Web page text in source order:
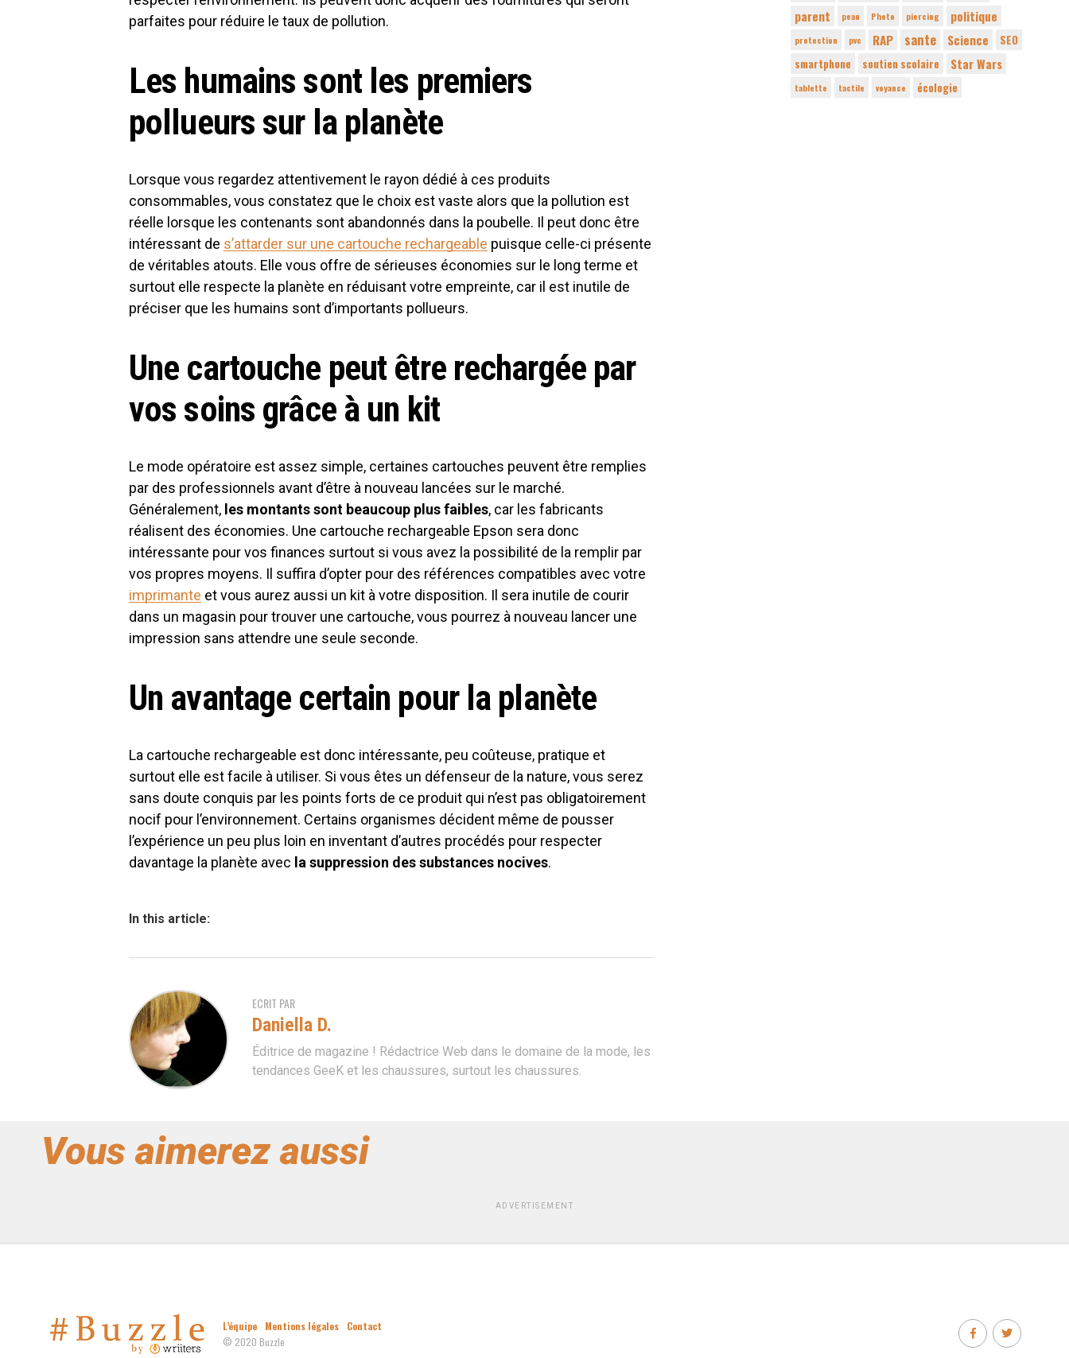
parfaites pour réduire le taux de pollution.
Les humains sont les premiers
pollueurs sur la planète
Lorsque vous regardez attentivement le rayon dédié à ces produits
consommables, vous constatez que le choix est vaste alors que la pollution est
réelle lorsque les contenants sont abandonnés dans la poubelle. Il peut donc être
intéressant de s’attarder sur une cartouche rechargeable puisque celle-ci présente
de véritables atouts. Elle vous offre de sérieuses économies sur le long terme et
surtout elle respecte la planète en réduisant votre empreinte, car il est inutile de
préciser que les humains sont d’importants pollueurs.
Une cartouche peut être rechargée par
vos soins grâce à un kit
Le mode opératoire est assez simple, certaines cartouches peuvent être remplies
par des professionnels avant d’être à nouveau lancées sur le marché.
Généralement, les montants sont beaucoup plus faibles, car les fabricants
réalisent des économies. Une cartouche rechargeable Epson sera donc
intéressante pour vos finances surtout si vous avez la possibilité de la remplir par
vos propres moyens. Il suffira d’opter pour des références compatibles avec votre
imprimante et vous aurez aussi un kit à votre disposition. Il sera inutile de courir
dans un magasin pour trouver une cartouche, vous pourrez à nouveau lancer une
impression sans attendre une seule seconde.
Un avantage certain pour la planète
La cartouche rechargeable est donc intéressante, peu coûteuse, pratique et
surtout elle est facile à utiliser. Si vous êtes un défenseur de la nature, vous serez
sans doute conquis par les points forts de ce produit qui n’est pas obligatoirement
nocif pour l’environnement. Certains organismes décident même de pousser
l’expérience un peu plus loin en inventant d’autres procédés pour respecter
davantage la planète avec la suppression des substances nocives.
In this article:
ECRIT PAR
Daniella D.
Éditrice de magazine ! Rédactrice Web dans le domaine de la mode, les
tendances GeeK et les chaussures, surtout les chaussures.
parent
peau Photo piercing politique
protection pvc RAP sante Science
SEO
smartphone
soutien scolaire Star Wars
tablette tactile voyance écologie
Vous aimerez aussi
ADVERTISEMENT
L’équipe Mentions légales
Contact
© 2020 Buzzle